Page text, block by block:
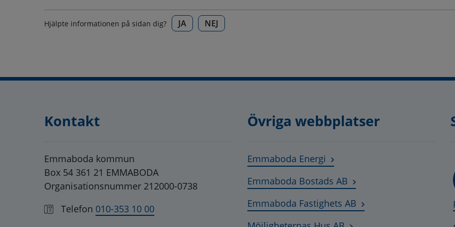
Hjälpte informationen på sidan dig? JA NEJ
Kontakt
Emmaboda kommun
Box 54 361 21 EMMABODA
Organisationsnummer 212000-0738
Telefon 010-353 10 00
Övriga webbplatser
Emmaboda Energi Länk till annan webbplats,
Emmaboda Bostads AB Länk till annan
Emmaboda Fastighets AB Länk till annan